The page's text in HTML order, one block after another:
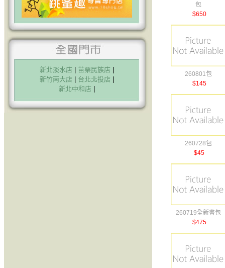
新北淡水店 苗栗民族店
新竹南大店
台北北投店
新北中和店
包
$650
260801包
$145
260728包
$45
260719全新書包
$475